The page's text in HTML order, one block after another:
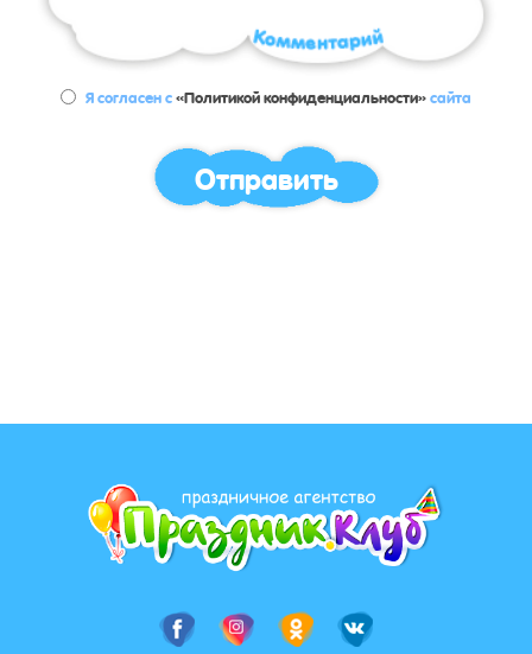
Я согласен с«Политикой конфиденциальности»сайта
Отправить